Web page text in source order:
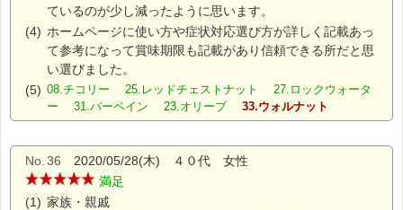
ているのが少し減ったように思います。
(4) ホームページに使い方や症状対応選び方が詳しく記載あっ
て参考になって賞味期限も記載があり信頼できる所だと思
い選びました。
(5) 08.チコリー 25.レッドチェストナット 27.ロックウォータ
ー 31.バーベイン 23.オリーブ 33.ウォルナット
No. 36 2020/05/28(木) ４０代 女性
満足
(1) 家族・親戚